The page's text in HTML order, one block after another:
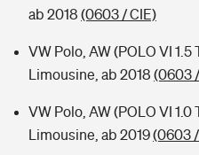
ab 2018 (0603 / CIE)
VW Polo, AW (POLO VI 1.5
Limousine, ab 2018 (0603
VW Polo, AW (POLO VI 1.0
Limousine, ab 2019(0603